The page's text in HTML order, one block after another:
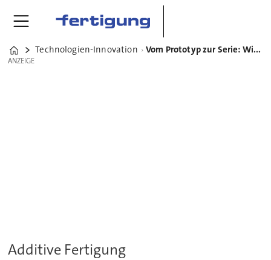
Home
Technologien-Innovation Vom Prototyp zur Serie: Wie 3D-Druck die industrielle Produktion verändert
ANZEIGE
ANZEIGE
Additive Fertigung